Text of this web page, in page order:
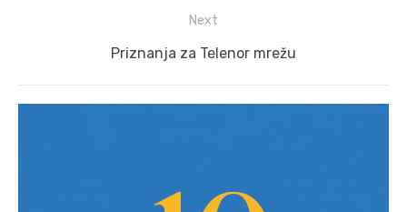
Next
Next
Priznanja za Telenor mrežu